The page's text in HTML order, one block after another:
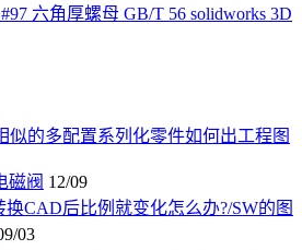
六角厚螺母 GB/T 56 solidworks 3D
似的多配置系列化零件如何出工程图
磁阀 12/09
换CAD后比例就变化怎么办?/SW的图
03